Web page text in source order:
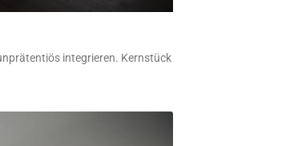
integrieren. Kernstück